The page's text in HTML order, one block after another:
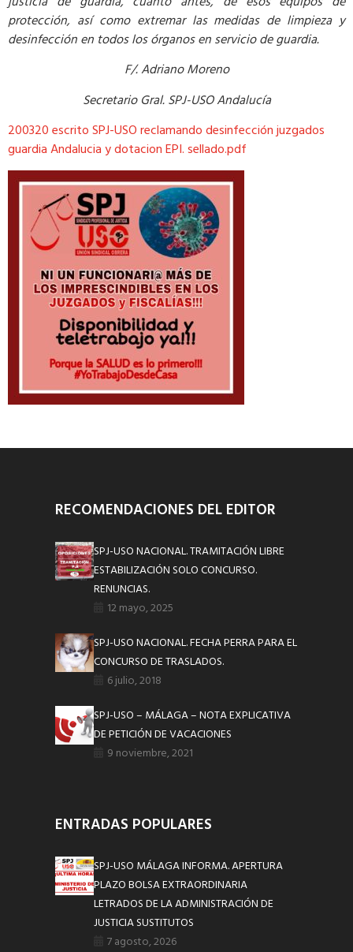
protección, así como extremar las medidas de limpieza y
desinfección en todos los órganos en servicio de guardia.
F/. Adriano Moreno
Secretario Gral. SPJ-USO Andalucía
200320 escrito SPJ-USO reclamando desinfección juzgados
guardia Andalucia y dotacion EPI. sellado.pdf
RECOMENDACIONES DEL EDITOR
SPJ-USO NACIONAL. TRAMITACIÓN LIBRE
ESTABILIZACIÓN SOLO CONCURSO.
RENUNCIAS.
12 mayo, 2025
SPJ-USO NACIONAL. FECHA PERRA PARA EL
CONCURSO DE TRASLADOS.
6 julio, 2018
SPJ-USO – MÁLAGA – NOTA EXPLICATIVA
DE PETICIÓN DE VACACIONES
9 noviembre, 2021
ENTRADAS POPULARES
SPJ-USO MÁLAGA INFORMA. APERTURA
PLAZO BOLSA EXTRAORDINARIA
LETRADOS DE LA ADMINISTRACIÓN DE
JUSTICIA SUSTITUTOS
7 agosto, 2026